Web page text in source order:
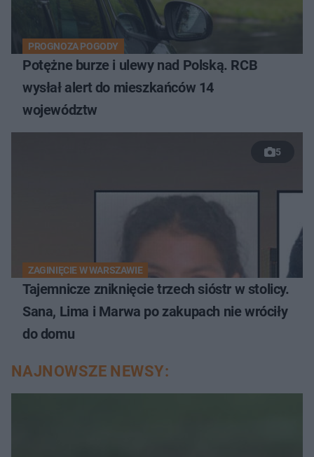
PROGNOZA POGODY
Potężne burze i ulewy nad Polską. RCB
wysłał alert do mieszkańców 14
województw
5
ZAGINIĘCIE W WARSZAWIE
Tajemnicze zniknięcie trzech sióstr w stolicy.
Sana, Lima i Marwa po zakupach nie wróciły
do domu
NAJNOWSZE NEWSY: